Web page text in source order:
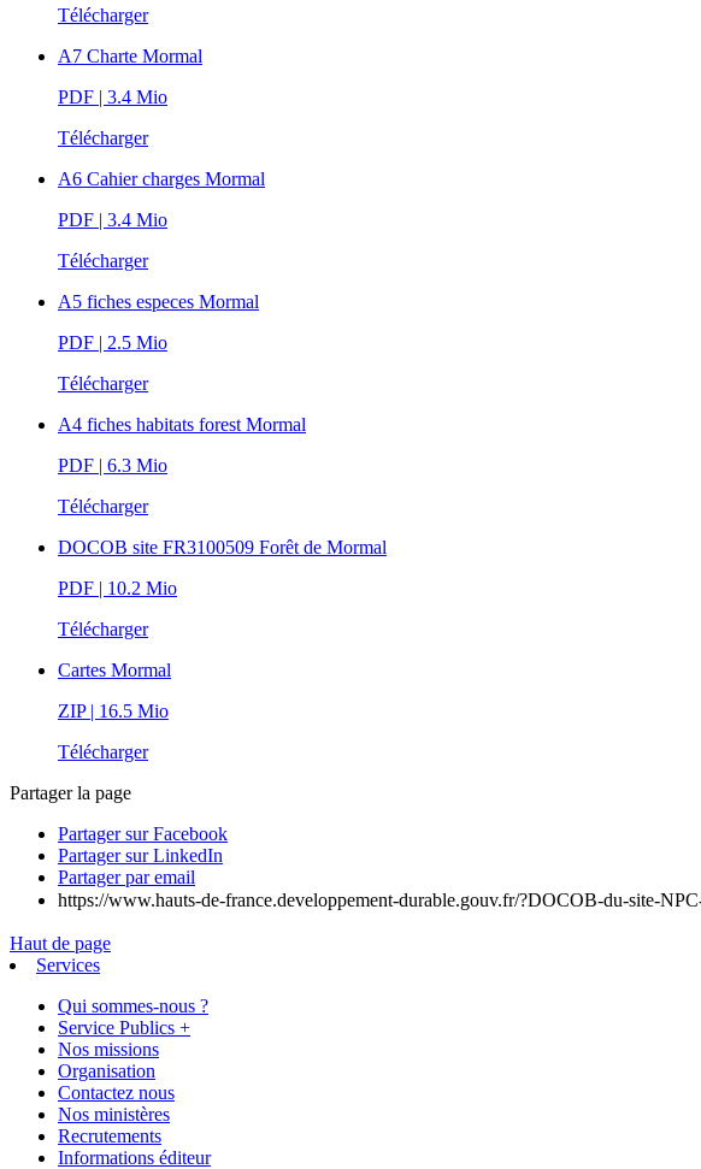
Télécharger
A7 Charte Mormal
PDF | 3.4 Mio
Télécharger
A6 Cahier charges Mormal
PDF | 3.4 Mio
Télécharger
A5 fiches especes Mormal
PDF | 2.5 Mio
Télécharger
A4 fiches habitats forest Mormal
PDF | 6.3 Mio
Télécharger
DOCOB site FR3100509 Forêt de Mormal
PDF | 10.2 Mio
Télécharger
Cartes Mormal
ZIP | 16.5 Mio
Télécharger
Partager la page
Partager sur Facebook
Partager sur LinkedIn
Partager par email
https://www.hauts-de-france.developpement-durable.gouv.fr/?DOCOB-du-site-
Haut de page
Services
Qui sommes-nous ?
Service Publics +
Nos missions
Organisation
Contactez nous
Nos ministères
Recrutements
Informations éditeur